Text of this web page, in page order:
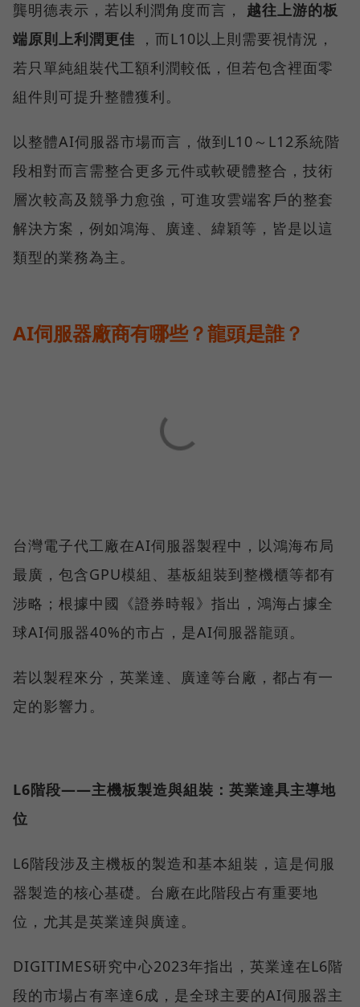
龔明德表示，若以利潤角度而言， 越往上游的板
端原則上利潤更佳 ，而L10以上則需要視情況，
若只單純組裝代工額利潤較低，但若包含裡面零
組件則可提升整體獲利。
以整體AI伺服器市場而言，做到L10～L12系統階
段相對而言需整合更多元件或軟硬體整合，技術
層次較高及競爭力愈強，可進攻雲端客戶的整套
解決方案，例如鴻海、廣達、緯穎等，皆是以這
類型的業務為主。
AI伺服器廠商有哪些？龍頭是誰？
台灣電子代工廠在AI伺服器製程中，以鴻海布局
最廣，包含GPU模組、基板組裝到整機櫃等都有
涉略；根據中國《證券時報》指出，鴻海占據全
球AI伺服器40%的市占，是AI伺服器龍頭。
若以製程來分，英業達、廣達等台廠，都占有一
定的影響力。
L6階段——主機板製造與組裝：英業達具主導地
位
L6階段涉及主機板的製造和基本組裝，這是伺服
器製造的核心基礎。台廠在此階段占有重要地
位，尤其是英業達與廣達。
DIGITIMES研究中心2023年指出，英業達在L6階
段的市場占有率達6成，是全球主要的AI伺服器主